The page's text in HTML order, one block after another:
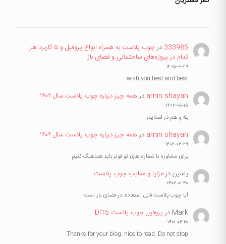
333985 در
چوب پلاست به همراه انواع پروفیل و ۵ کاربرد هر
کدام در پروژه‌های ساختمانی و فضای باز
۱۴۰۵-۰۱-۲۹
wish you best and best
amin shayan درهمه چیز درباره چوب پلاست سال ۱۴۰۲
۱۴۰۲-۰۵-۱۵
بله و هم در اسلایدر
amin shayan درهمه چیز درباره چوب پلاست سال ۱۴۰۲
۱۴۰۲-۰۳-۲۹
برای مشاوره با شماره های تو فوتر باید هماهنگ کنیم
یاسیندرمزایا و معایب چوب پلاست
۱۴۰۲-۰۱-۳۰
آیا چوب پلاست قابل استفاده در فضای باز است
Mark درپروفیل چوب پلاست Dl15
۱۴۰۱-۰۶-۲۰
Thanks for your blog, nice to read. Do not stop.